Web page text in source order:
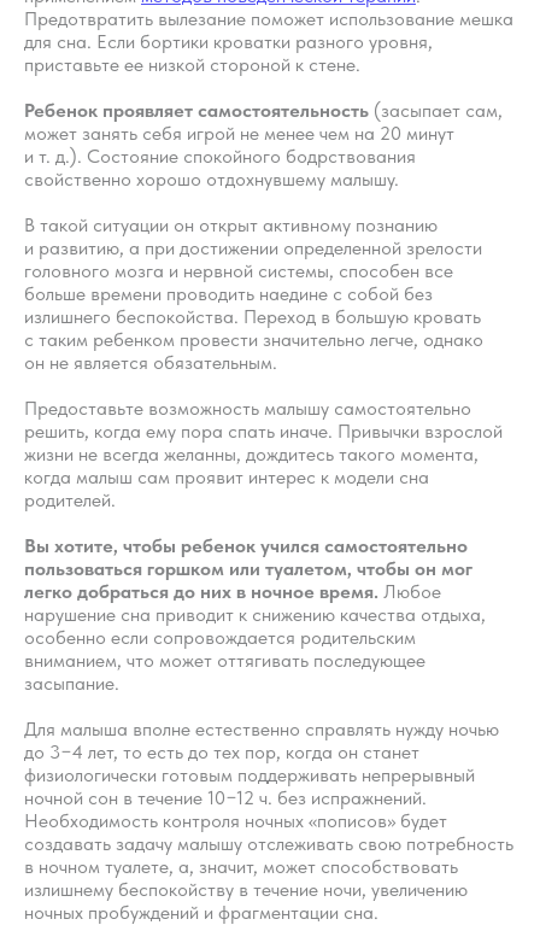
Предотвратить вылезание поможет использование мешка
для сна. Если бортики кроватки разного уровня,
приставьте ее низкой стороной к стене.​
Ребенок проявляет самостоятельность (засыпает сам,
может занять себя игрой не менее чем на 20 минут
и т. д.).​ Состояние спокойного бодрствования
свойственно хорошо отдохнувшему малышу.
В такой ситуации он открыт активному познанию
и развитию, а при достижении определенной зрелости
головного мозга и нервной системы, способен все
больше времени проводить наедине с собой без
излишнего беспокойства. Переход в большую кровать
с таким ребенком провести значительно легче, однако
он не является обязательным.
Предоставьте возможность малышу самостоятельно
решить, когда ему пора спать иначе. Привычки взрослой
жизни не всегда желанны, дождитесь такого момента,
когда малыш сам проявит интерес к модели сна
родителей.​
Вы хотите, чтобы ребенок учился самостоятельно
пользоваться горшком или туалетом, чтобы он мог
легко добраться до них в ночное время.​ Любое
нарушение сна приводит к снижению качества отдыха,
особенно если сопровождается родительским
вниманием, что может оттягивать последующее
засыпание.
Для малыша вполне естественно справлять нужду ночью
до 3−4 лет, то есть до тех пор, когда он станет
физиологически готовым поддерживать непрерывный
ночной сон в течение 10−12 ч. без испражнений.
Необходимость контроля ночных «пописов» будет
создавать задачу малышу отслеживать свою потребность
в ночном туалете, а, значит, может способствовать
излишнему беспокойству в течение ночи, увеличению
ночных пробуждений и фрагментации сна. ​